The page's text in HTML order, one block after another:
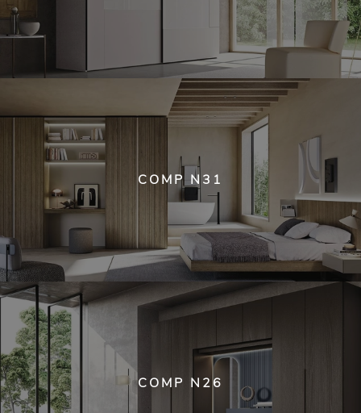
COMP N31
COMP N26